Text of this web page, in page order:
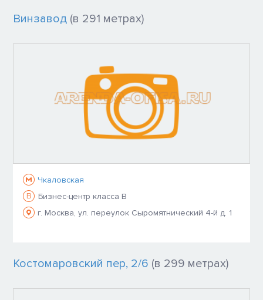
Винзавод (в 291 метрах)
Чкаловская
B
Бизнес-центр класса B
г. Москва, ул. переулок Сыромятнический 4-й д. 1
Костомаровский пер, 2/6 (в 299 метрах)